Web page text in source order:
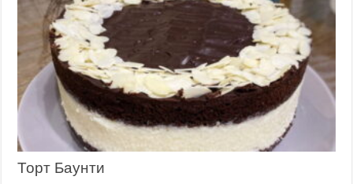
Торт Баунти